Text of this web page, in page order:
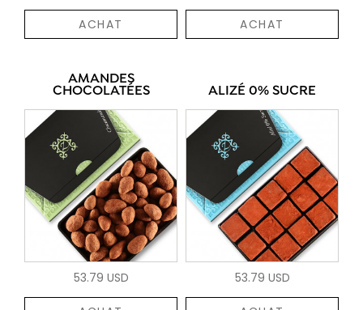
ACHAT ACHAT
AMANDES
CHOCOLATÉES
53.79 USD
ALIZÉ 0% SUCRE
53.79 USD